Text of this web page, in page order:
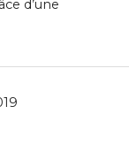
d’une